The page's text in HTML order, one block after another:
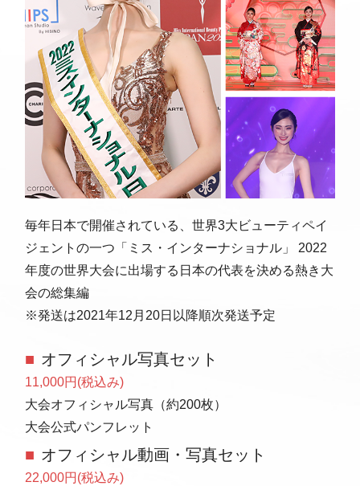
毎年日本で開催されている、世界3大ビューティペイ
ジェントの一つ「ミス・インターナショナル」 2022
年度の世界大会に出場する日本の代表を決める熱き大
会の総集編
※発送は2021年12月20日以降順次発送予定
■オフィシャル写真セット
11,000円(税込み)
大会オフィシャル写真（約200枚）
大会公式パンフレット
■オフィシャル動画・写真セット
22,000円(税込み)